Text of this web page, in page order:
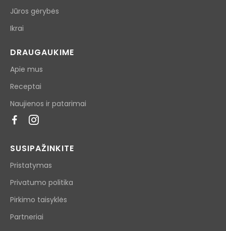
Jūros gėrybės
Ikrai
DRAUGAUKIME
Apie mus
Receptai
Naujienos ir patarimai
SUSIPAŽINKITE
Pristatymas
Privatumo politika
Pirkimo taisyklės
Partneriai